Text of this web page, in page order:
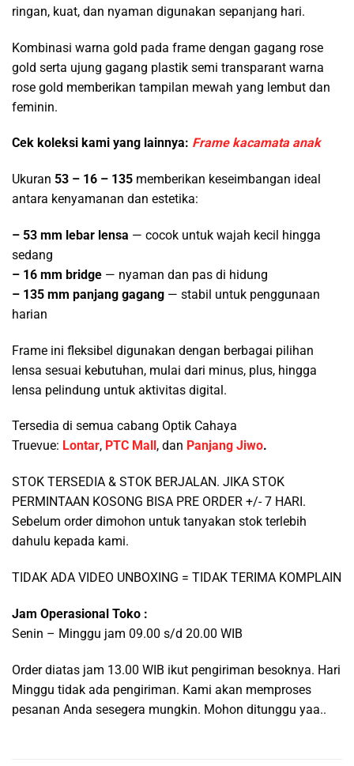
ringan, kuat, dan nyaman digunakan sepanjang hari.
Kombinasi warna gold pada frame dengan gagang rose
gold serta ujung gagang plastik semi transparant warna
rose gold memberikan tampilan mewah yang lembut dan
feminin.
Cek koleksi kami yang lainnya: Frame kacamata anak
Ukuran 53 – 16 – 135 memberikan keseimbangan ideal
antara kenyamanan dan estetika:
– 53 mm lebar lensa — cocok untuk wajah kecil hingga
sedang
– 16 mm bridge — nyaman dan pas di hidung
– 135 mm panjang gagang — stabil untuk penggunaan
harian
Frame ini fleksibel digunakan dengan berbagai pilihan
lensa sesuai kebutuhan, mulai dari minus, plus, hingga
lensa pelindung untuk aktivitas digital.
Tersedia di semua cabang Optik Cahaya
Truevue: Lontar, PTC Mall , dan Panjang Jiwo.
STOK TERSEDIA & STOK BERJALAN. JIKA STOK
PERMINTAAN KOSONG BISA PRE ORDER +/- 7 HARI.
Sebelum order dimohon untuk tanyakan stok terlebih
dahulu kepada kami.
TIDAK ADA VIDEO UNBOXING = TIDAK TERIMA KOMPLAIN
Jam Operasional Toko :
Senin – Minggu jam 09.00 s/d 20.00 WIB
Order diatas jam 13.00 WIB ikut pengiriman besoknya. Hari
Minggu tidak ada pengiriman. Kami akan memproses
pesanan Anda sesegera mungkin. Mohon ditunggu yaa..